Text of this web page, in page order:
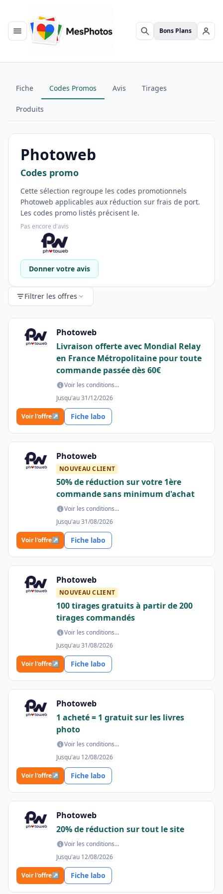
Menu Rechercher
Bons Plans Se
Fiche Codes Promos Avis Tirages
Produits
Photoweb
Codes promo
Cette sélection regroupe les codes promotionnels
Photoweb applicables aux réduction sur frais de port.
Les codes promo listés précisent le.
Pas encore d'avis
Donner votre avis
Filtrer les offres
Photoweb
Livraison offerte avec Mondial Relay
en France Métropolitaine pour toute
commande passée dès 60€
Voir les conditions…
Jusqu'au 31/12/2026
Voir l'offre↗ Fiche labo
Photoweb
NOUVEAU CLIENT
50% de réduction sur votre 1ère
commande sans minimum d'achat
Voir les conditions…
Jusqu'au 31/08/2026
Voir l'offre↗ Fiche labo
Photoweb
NOUVEAU CLIENT
100 tirages gratuits à partir de 200
tirages commandés
Voir les conditions…
Jusqu'au 31/08/2026
Voir l'offre↗ Fiche labo
Photoweb
1 acheté = 1 gratuit sur les livres
photo
Voir les conditions…
Jusqu'au 12/08/2026
Voir l'offre↗ Fiche labo
Photoweb
20% de réduction sur tout le site
Voir les conditions…
Jusqu'au 12/08/2026
Voir l'offre↗ Fiche labo